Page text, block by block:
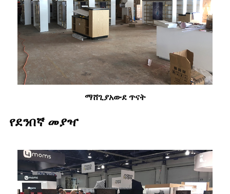
ማሸጊያአውደ ጥናት
የደንበኛ መያዣ